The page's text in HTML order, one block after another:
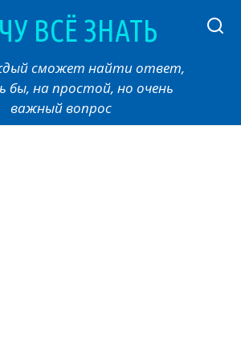
ВСЁ ЗНАТЬ
сможет найти ответ,
бы, на простой, но очень
важный вопрос